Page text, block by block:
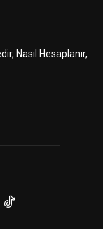
Nasıl Hesaplanır,